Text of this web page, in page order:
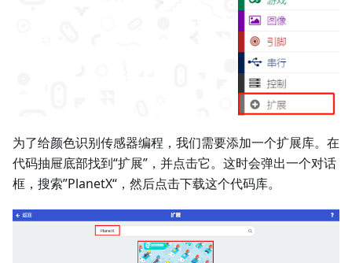
为了给颜色识别传感器编程，我们需要添加一个扩展库。在
代码抽屉底部找到“扩展”，并点击它。这时会弹出一个对话
框，搜索”PlanetX“，然后点击下载这个代码库。